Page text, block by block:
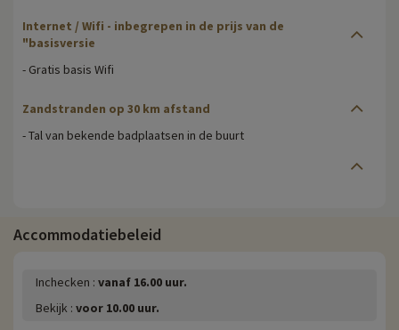
Internet / Wifi - inbegrepen in de prijs van de
"basisversie
- Gratis basis Wifi
Zandstranden op 30 km afstand
- Tal van bekende badplaatsen in de buurt
Accommodatiebeleid
Inchecken : vanaf 16.00 uur.
Bekijk : voor 10.00 uur.